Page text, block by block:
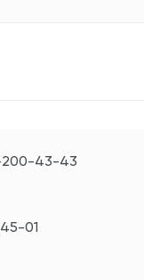
200-43-43
01